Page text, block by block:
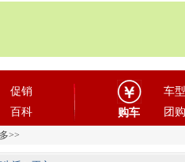
促销
百科 购车
车型
团购
>>